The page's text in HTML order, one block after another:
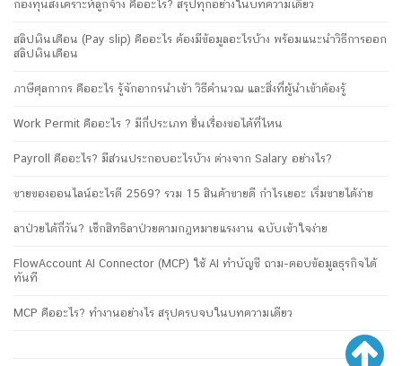
กองทุนสงเคราะห์ลูกจ้าง คืออะไร? สรุปทุกอย่างในบทความเดียว
สลิปเงินเดือน (Pay slip) คืออะไร ต้องมีข้อมูลอะไรบ้าง พร้อมแนะนำวิธีการออก
สลิปเงินเดือน
ภาษีศุลกากร คืออะไร รู้จักอากรนำเข้า วิธีคำนวณ และสิ่งที่ผู้นำเข้าต้องรู้
Work Permit คืออะไร ? มีกี่ประเภท ยื่นเรื่องขอได้ที่ไหน
Payroll คืออะไร? มีส่วนประกอบอะไรบ้าง ต่างจาก Salary อย่างไร?
ขายของออนไลน์อะไรดี 2569? รวม 15 สินค้าขายดี กำไรเยอะ เริ่มขายได้ง่าย
ลาป่วยได้กี่วัน? เช็กสิทธิลาป่วยตามกฎหมายแรงงาน ฉบับเข้าใจง่าย
FlowAccount AI Connector (MCP) ใช้ AI ทำบัญชี ถาม-ตอบข้อมูลธุรกิจได้
ทันที
MCP คืออะไร? ทำงานอย่างไร สรุปครบจบในบทความเดียว